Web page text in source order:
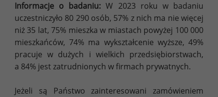
Informacje o badaniu: W 2023 roku w badaniu
uczestniczyło 80 290 osób, 57% z nich ma nie więcej
niż 35 lat, 75% mieszka w miastach powyżej 100 000
mieszkańców, 74% ma wykształcenie wyższe, 49%
pracuje w dużych i wielkich przedsiębiorstwach,
a 84% jest zatrudnionych w firmach prywatnych.
Jeżeli są Państwo zainteresowani zamówieniem